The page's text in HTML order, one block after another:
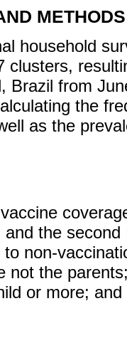
household
clusters,
Brazil from
the
as the
and the
non-
not the
or more;